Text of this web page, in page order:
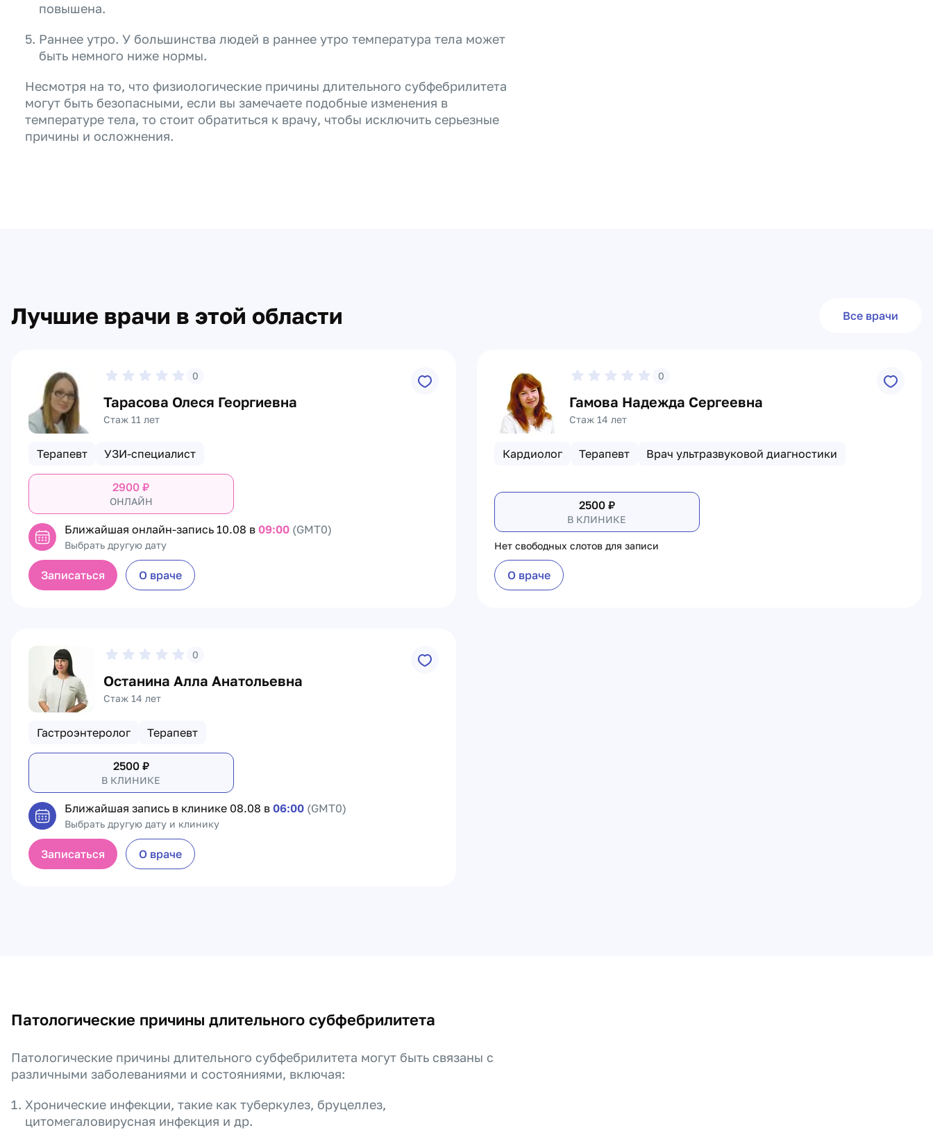
повышена.
Раннее утро. У большинства людей в раннее утро температура тела может
быть немного ниже нормы.
Несмотря на то, что физиологические причины длительного субфебрилитета
могут быть безопасными, если вы замечаете подобные изменения в
температуре тела, то стоит обратиться к врачу, чтобы исключить серьезные
причины и осложнения.
Лучшие врачи в этой области Все врачи
0
Тарасова Олеся Георгиевна
Стаж 11 лет
Терапевт УЗИ-специалист
2900 ₽
ОНЛАЙН
Ближайшая онлайн-запись 10.08 в 09:00 (GMT0)
Выбрать другую дату
Записаться О враче
0
Гамова Надежда Сергеевна
Стаж 14 лет
Кардиолог Терапевт Врач ультразвуковой диагностики
2500₽
В КЛИНИКЕ
Нет свободных слотов для записи
О враче
0
Останина Алла Анатольевна
Стаж 14 лет
Гастроэнтеролог Терапевт
2500₽
В КЛИНИКЕ
Ближайшая запись в клинике 08.08 в 06:00 (GMT0)
Выбрать другую дату и клинику
Записаться О враче
Патологические причины длительного субфебрилитета
Патологические причины длительного субфебрилитета могут быть связаны с
различными заболеваниями и состояниями, включая:
Хронические инфекции, такие как туберкулез, бруцеллез,
цитомегаловирусная инфекция и др.